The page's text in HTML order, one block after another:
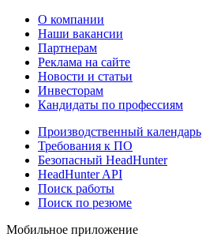
О компании
Наши вакансии
Партнерам
Реклама на сайте
Новости и статьи
Инвесторам
Кандидаты по профессиям
Производственный календарь
Требования к ПО
Безопасный HeadHunter
HeadHunter API
Поиск работы
Поиск по резюме
Мобильное приложение